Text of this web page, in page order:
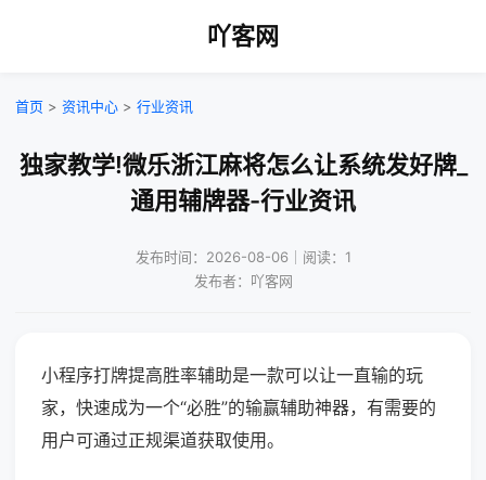
吖客网
首页 > 资讯中心 > 行业资讯
独家教学!微乐浙江麻将怎么让系统发好牌_
通用辅牌器-行业资讯
发布时间：2026-08-06｜阅读：1
发布者：吖客网
小程序打牌提高胜率辅助是一款可以让一直输的玩
家，快速成为一个“必胜”的输赢辅助神器，有需要的
用户可通过正规渠道获取使用。